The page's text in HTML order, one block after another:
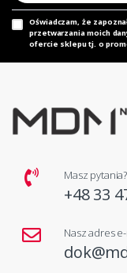
Oświadczam, że
przetwarzania moich
ofercie sklepu tj. o
Masz
+48 33
Nasz adres